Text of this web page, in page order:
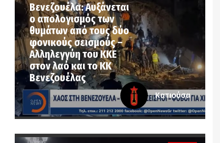
Βενεζουέλα: Αυξάνεται
ο απολογισμός των
θυμάτων από τους δύο
φονικούς σεισμούς –
Αλληλεγγύη του ΚΚΕ
στον λαό και το ΚΚ
Βενεζουέλας
Κατιούσα